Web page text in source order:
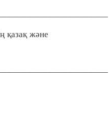
қазақ және